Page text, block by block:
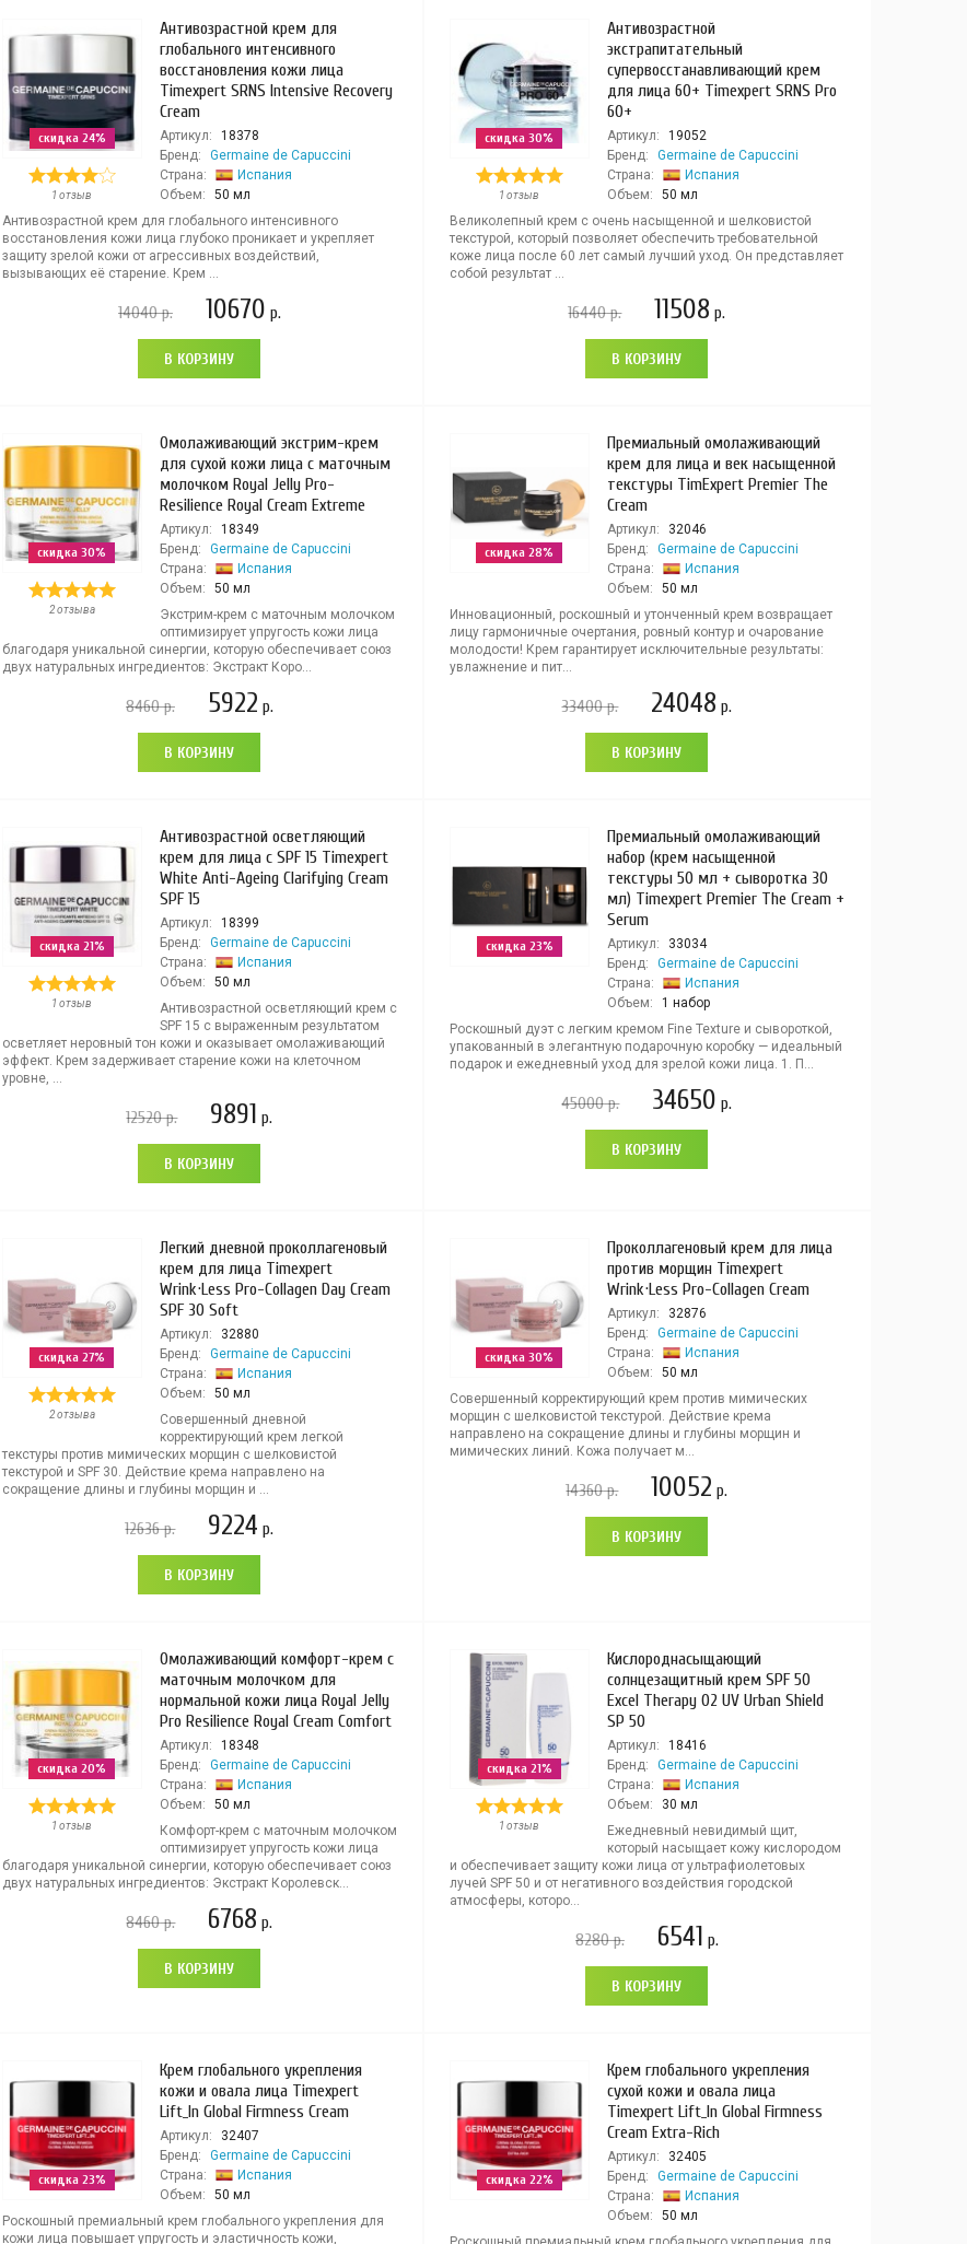
скидка 24%
1 отзыв
Антивозрастной крем для
глобального интенсивного
восстановления кожи лица
Timexpert SRNS Intensive Recovery
Cream
Артикул:
18378
Бренд:
Germaine de Capuccini
Страна:
Испания
Объем:
50 мл
Антивозрастной крем для глобального интенсивного
восстановления кожи лица глубоко проникает и укрепляет
защиту зрелой кожи от агрессивных воздействий,
вызывающих её старение. Крем ...
14040р. 10670 р.
В КОРЗИНУ
скидка 30%
1 отзыв
Антивозрастной
экстрапитательный
супервосстанавливающий крем
для лица 60+ Timexpert SRNS Pro
60+
Артикул:
19052
Бренд:
Germaine de Capuccini
Страна:
Испания
Объем:
50 мл
Великолепный крем с очень насыщенной и шелковистой
текстурой, который позволяет обеспечить требовательной
коже лица после 60 лет самый лучший уход. Он представляет
собой результат ...
16440р. 11508 р.
В КОРЗИНУ
скидка 30%
2 отзыва
Омолаживающий экстрим-крем
для сухой кожи лица с маточным
молочком Royal Jelly Pro-
Resilience Royal Cream Extreme
Артикул:
18349
Бренд:
Germaine de Capuccini
Страна:
Испания
Объем:
50 мл
Экстрим-крем с маточным молочком
оптимизирует упругость кожи лица
благодаря уникальной синергии, которую обеспечивает союз
двух натуральных ингредиентов: Экстракт Коро...
8460р. 5922 р.
В КОРЗИНУ
скидка 28%
Премиальный омолаживающий
крем для лица и век насыщенной
текстуры TimExpert Premier The
Cream
Артикул:
32046
Бренд:
Germaine de Capuccini
Страна:
Испания
Объем:
50 мл
Инновационный, роскошный и утонченный крем возвращает
лицу гармоничные очертания, ровный контур и очарование
молодости! Крем гарантирует исключительные результаты:
увлажнение и пит...
33400р. 24048 р.
В КОРЗИНУ
скидка 21%
1 отзыв
Антивозрастной осветляющий
крем для лица с SPF 15 Timexpert
White Anti-Ageing Clarifying Cream
SPF 15
Артикул:
18399
Бренд:
Germaine de Capuccini
Страна:
Испания
Объем:
50 мл
Антивозрастной осветляющий крем с
SPF 15 с выраженным результатом
осветляет неровный тон кожи и оказывает омолаживающий
эффект. Крем задерживает старение кожи на клеточном
уровне, ...
12520р. 9891 р.
В КОРЗИНУ
скидка 23%
Премиальный омолаживающий
набор (крем насыщенной
текстуры 50 мл + сыворотка 30
мл) Timexpert Premier The Cream +
Serum
Артикул:
33034
Бренд:
Germaine de Capuccini
Страна:
Испания
Объем:
1 набор
Роскошный дуэт с легким кремом Fine Texture и сывороткой,
упакованный в элегантную подарочную коробку — идеальный
подарок и ежедневный уход для зрелой кожи лица. 1. П...
45000р. 34650 р.
В КОРЗИНУ
скидка 27%
2 отзыва
Легкий дневной проколлагеновый
крем для лица Timexpert
Wrink·Less Pro-Collagen Day Cream
SPF 30 Soft
Артикул:
32880
Бренд:
Germaine de Capuccini
Страна:
Испания
Объем:
50 мл
Совершенный дневной
корректирующий крем легкой
текстуры против мимических морщин с шелковистой
текстурой и SPF 30. Действие крема направлено на
сокращение длины и глубины морщин и ...
12636р. 9224 р.
В КОРЗИНУ
скидка 30%
Проколлагеновый крем для лица
против морщин Timexpert
Wrink·Less Pro-Collagen Cream
Артикул:
32876
Бренд:
Germaine de Capuccini
Страна:
Испания
Объем:
50 мл
Совершенный корректирующий крем против мимических
морщин с шелковистой текстурой. Действие крема
направлено на сокращение длины и глубины морщин и
мимических линий. Кожа получает м...
14360р. 10052 р.
В КОРЗИНУ
скидка 20%
1 отзыв
Омолаживающий комфорт-крем с
маточным молочком для
нормальной кожи лица Royal Jelly
Pro Resilience Royal Cream Comfort
Артикул:
18348
Бренд:
Germaine de Capuccini
Страна:
Испания
Объем:
50 мл
Комфорт-крем с маточным молочком
оптимизирует упругость кожи лица
благодаря уникальной синергии, которую обеспечивает союз
двух натуральных ингредиентов: Экстракт Королевск...
8460р. 6768 р.
В КОРЗИНУ
скидка 21%
1 отзыв
Кислороднасыщающий
солнцезащитный крем SPF 50
Excel Therapy O2 UV Urban Shield
SP 50
Артикул:
18416
Бренд:
Germaine de Capuccini
Страна:
Испания
Объем:
30 мл
Ежедневный невидимый щит,
который насыщает кожу кислородом
и обеспечивает защиту кожи лица от ультрафиолетовых
лучей SPF 50 и от негативного воздействия городской
атмосферы, которо...
8280р. 6541 р.
В КОРЗИНУ
скидка 23%
Крем глобального укрепления
кожи и овала лица Timexpert
Lift_In Global Firmness Cream
Артикул:
32407
Бренд:
Germaine de Capuccini
Страна:
Испания
Объем:
50 мл
Роскошный премиальный крем глобального укрепления для
кожи лица повышает упругость и эластичность кожи,
скидка 22%
Крем глобального укрепления
сухой кожи и овала лица
Timexpert Lift_In Global Firmness
Cream Extra-Rich
Артикул:
32405
Бренд:
Germaine de Capuccini
Страна:
Испания
Объем:
50 мл